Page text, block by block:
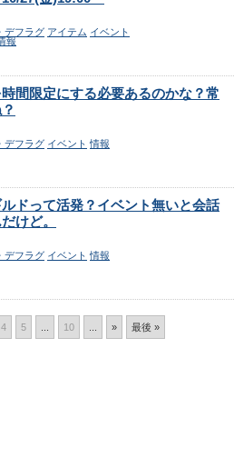
デフラグ アイテム イベント
報
間限定にする必要あるのかな？常
デフラグ イベント 情報
ドって活発？イベント無いと会話
けど。
デフラグ イベント 情報
4 5 10 » 最後 »